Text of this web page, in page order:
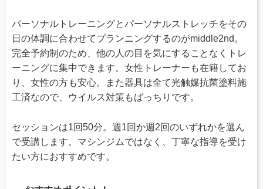
パーソナルトレーニングとパーソナルストレッチをその
日の体調に合わせてプランニングするのがmiddle2nd。
完全予約制のため、他の人の目を気にすることなくトレ
ーニングに集中できます。女性トレーナーも在籍してお
り、女性の方も安心。また器具は全て光触媒抗菌塗料施
工済なので、ウイルス対策もばっちりです。
セッションは1回50分。週1回か週2回のいずれかを選ん
で受講します。マシンジムではなく、丁寧な指導を受け
たい方におすすめです。